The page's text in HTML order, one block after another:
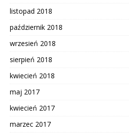
listopad 2018
październik 2018
wrzesień 2018
sierpień 2018
kwiecień 2018
maj 2017
kwiecień 2017
marzec 2017